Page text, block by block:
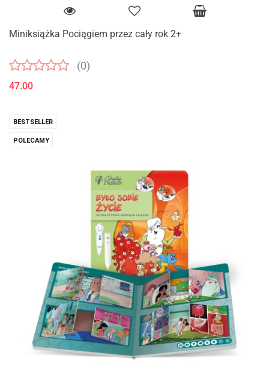
Miniksiążka Pociągiem przez cały rok 2+
(0)
47.00
BESTSELLER
POLECAMY